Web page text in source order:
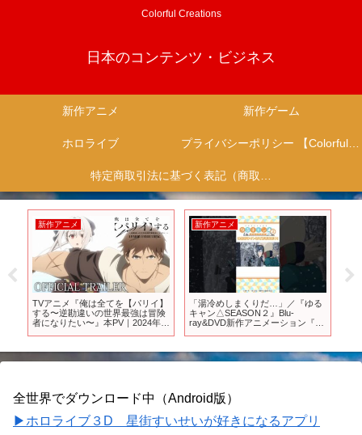
Colorful Creations
日本のコンテンツ・ビジネス
新作アニメ 新作ゲーム
ホロライブ プライバシーポリシー 【Colorful Creation】
特定商取引法に基づく表記（商取引に関する開示）
新作アニメ
TVアニメ『俺は全てを【パリイ】
する〜逆勘違いの世界最強は冒険
者になりたい〜』本PV｜2024年7
新作アニメ
「湯冷めしまくりだ…」／『ゆる
キャン△SEASON２』Blu-
ray&DVD新作アニメーション『旅
全世界でダウンロード中（Android版）
▶ホロライブ３D 星街すいせいが好きになるアプリ